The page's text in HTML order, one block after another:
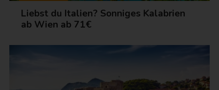
Liebst du Italien? Sonniges Kalabrien
ab Wien ab 71€